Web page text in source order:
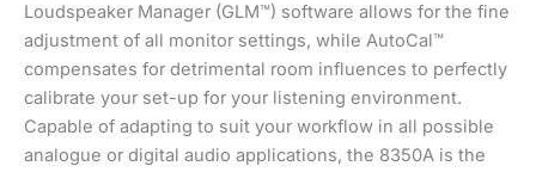
Loudspeaker Manager (GLM™) software allows for the fine
adjustment of all monitor settings, while AutoCal™
compensates for detrimental room influences to perfectly
calibrate your set-up for your listening environment.
Capable of adapting to suit your workflow in all possible
analogue or digital audio applications, the 8350A is the